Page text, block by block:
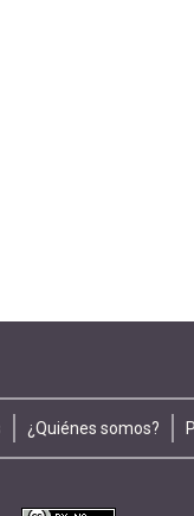
¿Quiénes somos?